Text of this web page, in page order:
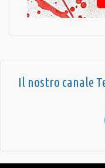
Il nostro canale